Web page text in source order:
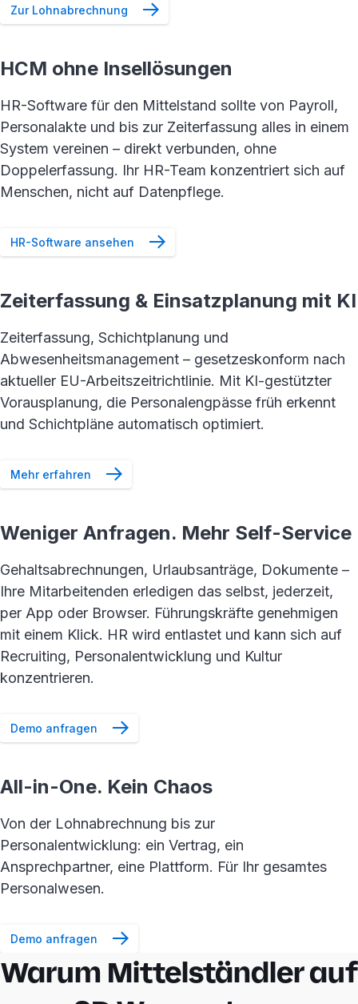
Zur Lohnabrechnung
HCM ohne Insellösungen
HR-Software für den Mittelstand sollte von Payroll,
Personalakte und bis zur Zeiterfassung alles in einem
System vereinen – direkt verbunden, ohne
Doppelerfassung. Ihr HR-Team konzentriert sich auf
Menschen, nicht auf Datenpflege.
HR-Software ansehen
Zeiterfassung & Einsatzplanung mit KI
Zeiterfassung, Schichtplanung und
Abwesenheitsmanagement – gesetzeskonform nach
aktueller EU-Arbeitszeitrichtlinie. Mit KI-gestützter
Vorausplanung, die Personalengpässe früh erkennt
und Schichtpläne automatisch optimiert.
Mehr erfahren
Weniger Anfragen. Mehr Self-Service
Gehaltsabrechnungen, Urlaubsanträge, Dokumente –
Ihre Mitarbeitenden erledigen das selbst, jederzeit,
per App oder Browser. Führungskräfte genehmigen
mit einem Klick. HR wird entlastet und kann sich auf
Recruiting, Personalentwicklung und Kultur
konzentrieren.
Demo anfragen
All-in-One. Kein Chaos
Von der Lohnabrechnung bis zur
Personalentwicklung: ein Vertrag, ein
Ansprechpartner, eine Plattform. Für Ihr gesamtes
Personalwesen.
Demo anfragen
Warum Mittelständler auf